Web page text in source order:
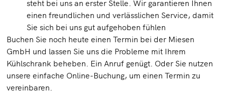
steht bei uns an erster Stelle. Wir garantieren Ihnen
einen freundlichen und verlässlichen Service, damit
Sie sich bei uns gut aufgehoben fühlen
Buchen Sie noch heute einen Termin bei der Miesen
GmbH und lassen Sie uns die Probleme mit Ihrem
Kühlschrank beheben. Ein Anruf genügt. Oder Sie nutzen
unsere einfache Online-Buchung, um einen Termin zu
vereinbaren.